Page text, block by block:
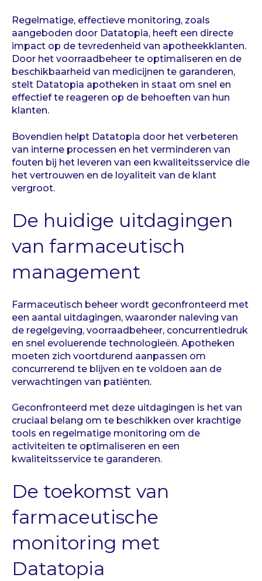
Regelmatige, effectieve monitoring, zoals
aangeboden door Datatopia, heeft een directe
impact op de tevredenheid van apotheekklanten.
Door het voorraadbeheer te optimaliseren en de
beschikbaarheid van medicijnen te garanderen,
stelt Datatopia apotheken in staat om snel en
effectief te reageren op de behoeften van hun
klanten.
Bovendien helpt Datatopia door het verbeteren
van interne processen en het verminderen van
fouten bij het leveren van een kwaliteitsservice die
het vertrouwen en de loyaliteit van de klant
vergroot.
De huidige uitdagingen
van farmaceutisch
management
Farmaceutisch beheer wordt geconfronteerd met
een aantal uitdagingen, waaronder naleving van
de regelgeving, voorraadbeheer, concurrentiedruk
en snel evoluerende technologieën. Apotheken
moeten zich voortdurend aanpassen om
concurrerend te blijven en te voldoen aan de
verwachtingen van patiënten.
Geconfronteerd met deze uitdagingen is het van
cruciaal belang om te beschikken over krachtige
tools en regelmatige monitoring om de
activiteiten te optimaliseren en een
kwaliteitsservice te garanderen.
De toekomst van
farmaceutische
monitoring met
Datatopia